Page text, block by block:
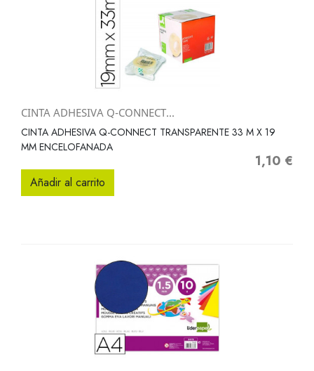
CINTA ADHESIVA Q-CONNECT...
CINTA ADHESIVA Q-CONNECT TRANSPARENTE 33 M X 19
MM ENCELOFANADA
Precio
1,10 €
Añadir al carrito